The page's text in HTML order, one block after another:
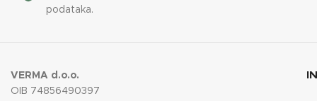
podataka.
VERMA d.o.o.
OIB 74856490397